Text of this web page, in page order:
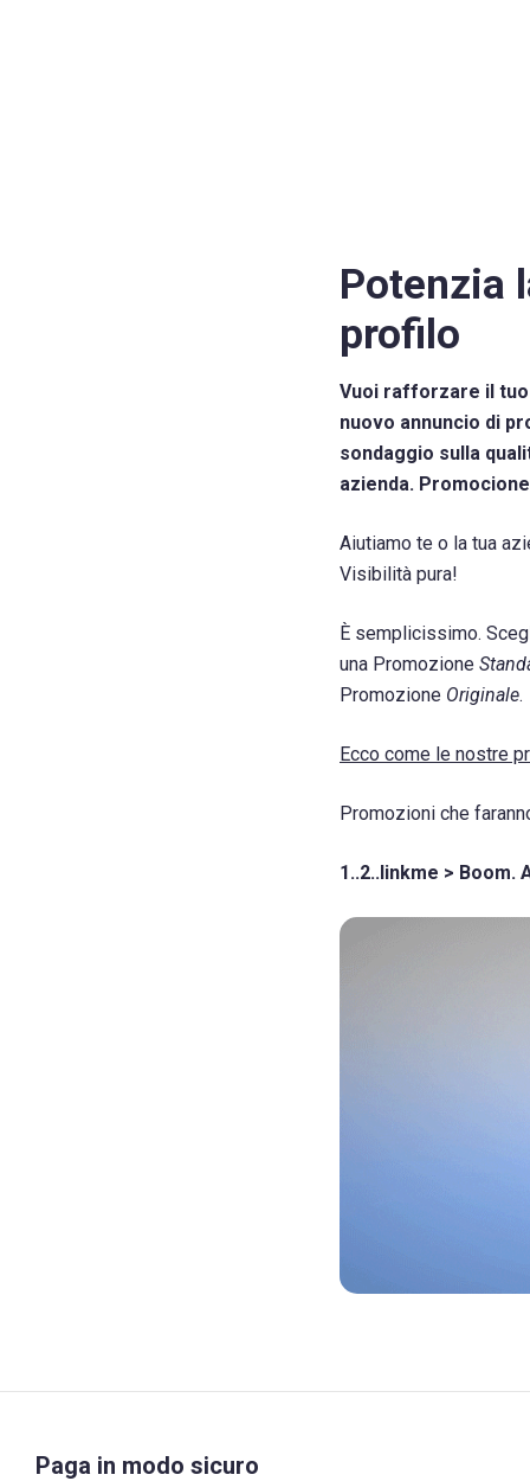
Potenzia
profilo
Vuoi rafforzare il
nuovo annuncio di
sondaggio sulla
azienda.
Aiutiamo te o la tua
Visibilità pura!
È semplicissimo.
una Promozione
Promozione Originale.
Ecco come le nostre
Promozioni che
1..2..linkme > Boom.
Paga in modo sicuro